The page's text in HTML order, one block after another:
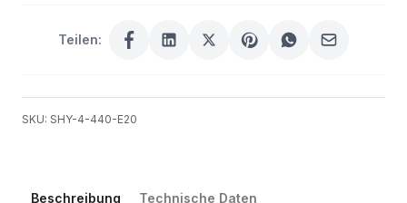
Teilen:
SKU: SHY-4-440-E20
Beschreibung Technische Daten